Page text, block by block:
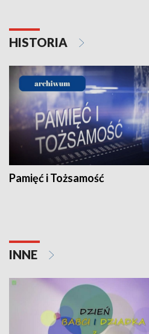
HISTORIA
Pamięć i Tożsamość
INNE